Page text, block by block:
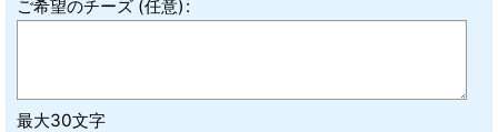
ご希望のチーズ (任意) :
最大30文字